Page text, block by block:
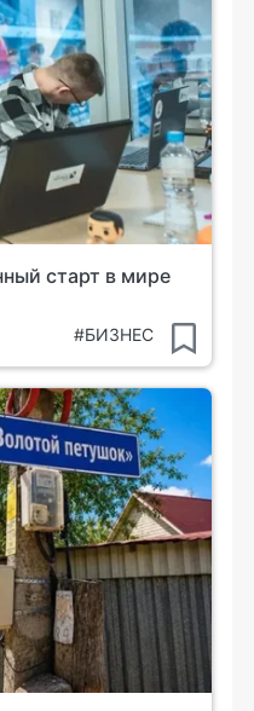
старт в мире
#БИЗНЕС